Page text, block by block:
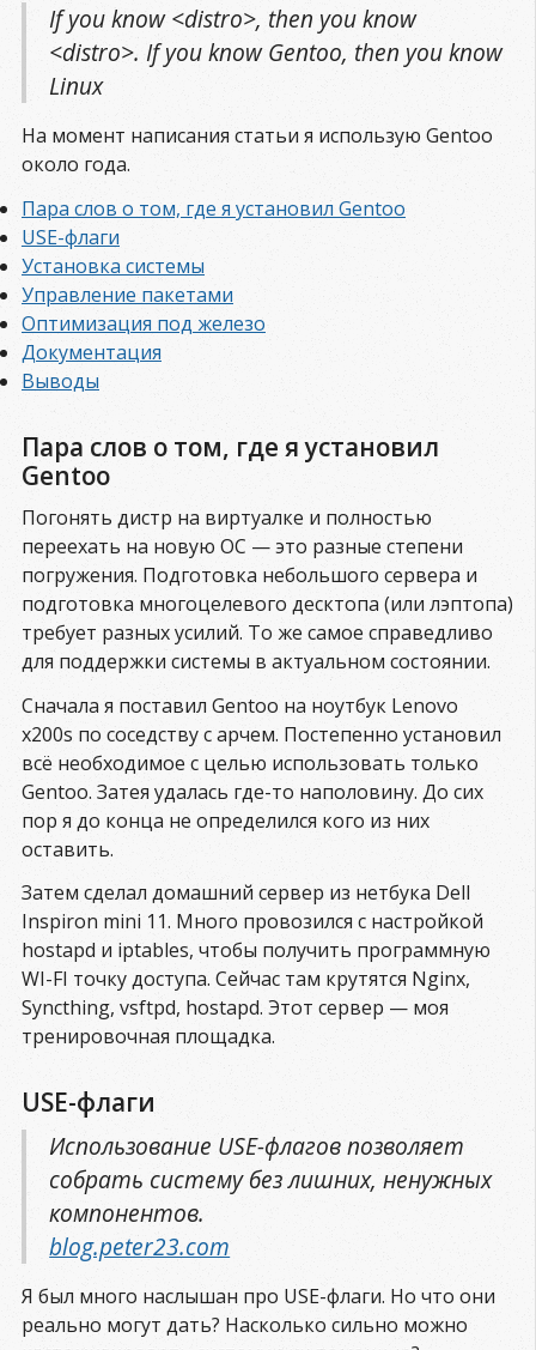
If you know <distro>, then you know
<distro>. If you know Gentoo, then you know
Linux
На момент написания статьи я использую Gentoo
около года.
Пара слов о том, где я установил Gentoo
USE-флаги
Установка системы
Управление пакетами
Оптимизация под железо
Документация
Выводы
Пара слов о том, где я установил
Gentoo
Погонять дистр на виртуалке и полностью
переехать на новую ОС — это разные степени
погружения. Подготовка небольшого сервера и
подготовка многоцелевого десктопа (или лэптопа)
требует разных усилий. То же самое справедливо
для поддержки системы в актуальном состоянии.
Сначала я поставил Gentoo на ноутбук Lenovo
x200s по соседству с арчем. Постепенно установил
всё необходимое с целью использовать только
Gentoo. Затея удалась где-то наполовину. До сих
пор я до конца не определился кого из них
оставить.
Затем сделал домашний сервер из нетбука Dell
Inspiron mini 11. Много провозился с настройкой
hostapd и iptables, чтобы получить программную
WI-FI точку доступа. Сейчас там крутятся Nginx,
Syncthing, vsftpd, hostapd. Этот сервер — моя
тренировочная площадка.
USE-флаги
Использование USE-флагов позволяет
собрать систему без лишних, ненужных
компонентов.
blog.peter23.com
Я был много наслышан про USE-флаги. Но что они
реально могут дать? Насколько сильно можно